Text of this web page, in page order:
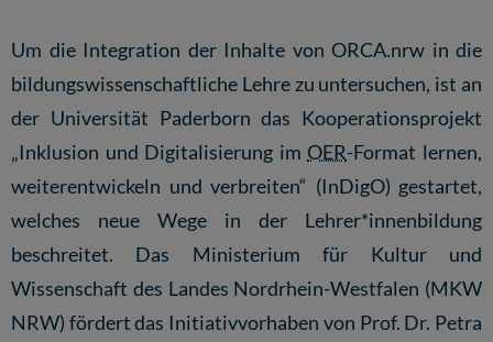
Um die Integration der Inhalte von ORCA.nrw in die
bildungswissenschaftliche Lehre zu untersuchen, ist an
der Universität Paderborn das Kooperationsprojekt
„Inklusion und Digitalisierung im OER-Format lernen,
weiterentwickeln und verbreiten“ (InDigO) gestartet,
welches neue Wege in der Lehrer*innenbildung
beschreitet. Das Ministerium für Kultur und
Wissenschaft des Landes Nordrhein-Westfalen (MKW
NRW) fördert das Initiativvorhaben von Prof. Dr. Petra